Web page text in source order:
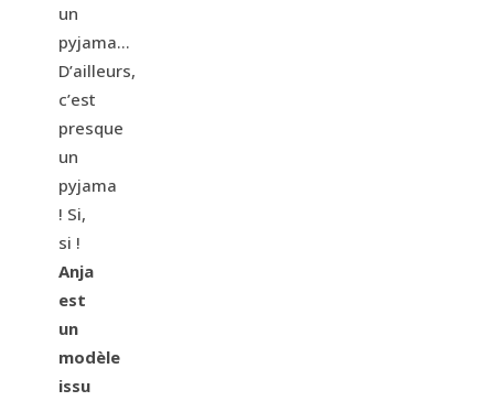
un
pyjama…
D’ailleurs,
c’est
presque
un
pyjama
! Si,
si !
Anja
est
un
modèle
issu